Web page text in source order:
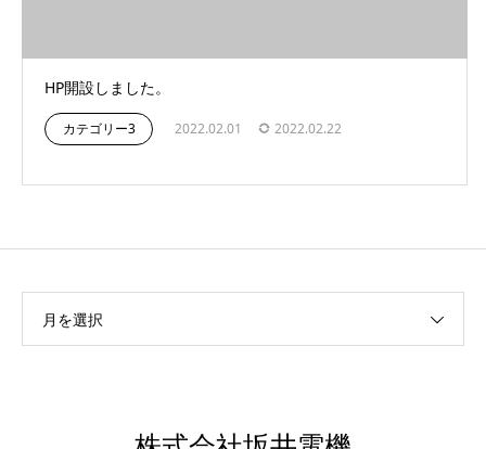
HP開設しました。
カテゴリー3 2022.02.01 2022.02.22
月を選択